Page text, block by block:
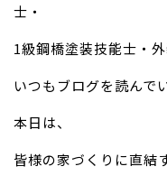
士・
1級鋼橋塗装技能士・
いつもブログを読んで
本日は、
皆様の家づくりに直結